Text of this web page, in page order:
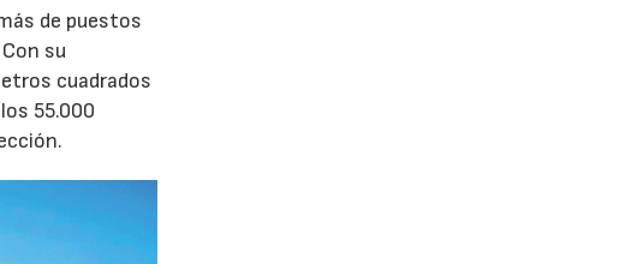
de puestos
su
cuadrados
55.000